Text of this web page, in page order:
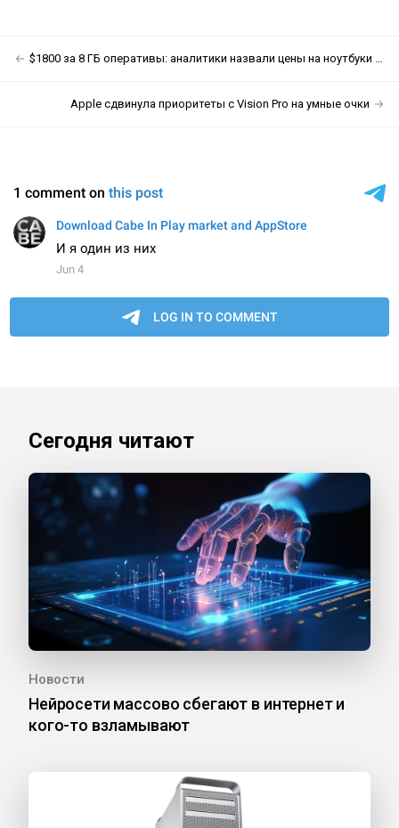
$1800 за 8 ГБ оперативы: аналитики назвали цены на ноутбуки на чипах NVIDIA
Apple сдвинула приоритеты с Vision Pro на умные очки
Сегодня читают
Новости
Нейросети массово сбегают в интернет и
кого-то взламывают